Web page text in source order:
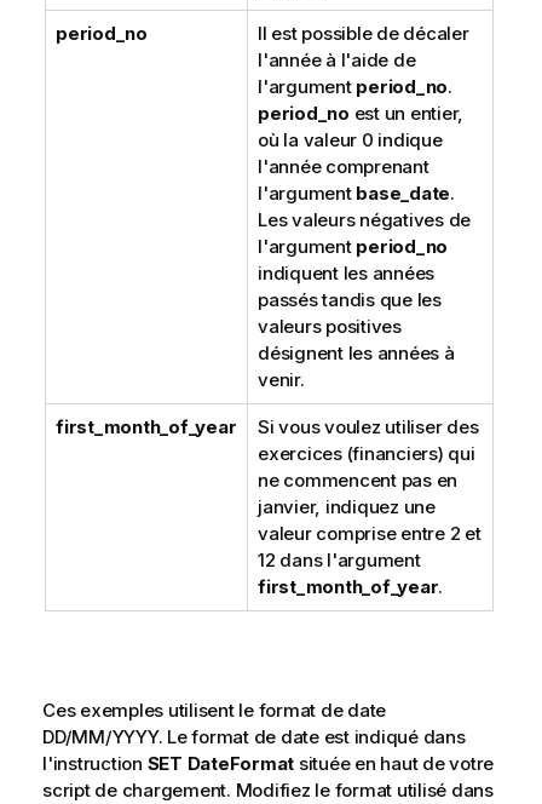
period_no
Il est possible de décaler
l'année à l'aide de
l'argument period_no.
period_no est un entier,
où la valeur 0 indique
l'année comprenant
l'argument base_date.
Les valeurs négatives de
l'argument period_no
indiquent les années
passés tandis que les
valeurs positives
désignent les années à
venir.
first_month_of_year
Si vous voulez utiliser des
exercices (financiers) qui
ne commencent pas en
janvier, indiquez une
valeur comprise entre 2 et
12 dans l'argument
first_month_of_year.
Ces exemples utilisent le format de date
DD/MM/YYYY. Le format de date est indiqué dans
l'instruction SET DateFormat située en haut de votre
script de chargement. Modifiez le format utilisé dans